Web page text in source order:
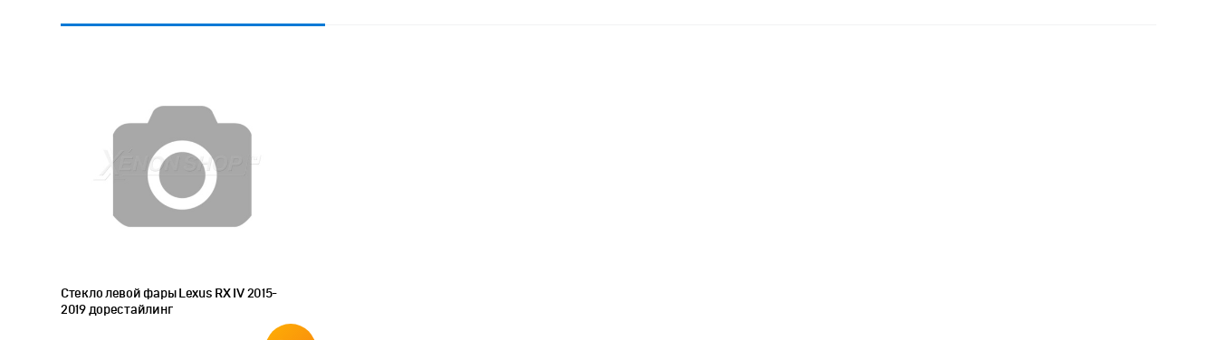
Стекло левой фары Lexus RX IV 2015-
2019 дорестайлинг